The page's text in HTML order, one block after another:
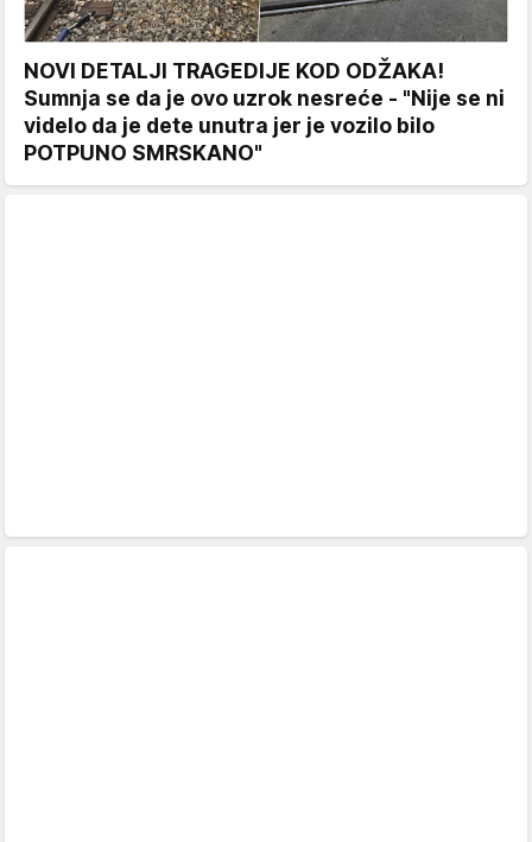
NOVI DETALJI TRAGEDIJE KOD ODŽAKA!
Sumnja se da je ovo uzrok nesreće - "Nije se ni
videlo da je dete unutra jer je vozilo bilo
POTPUNO SMRSKANO"